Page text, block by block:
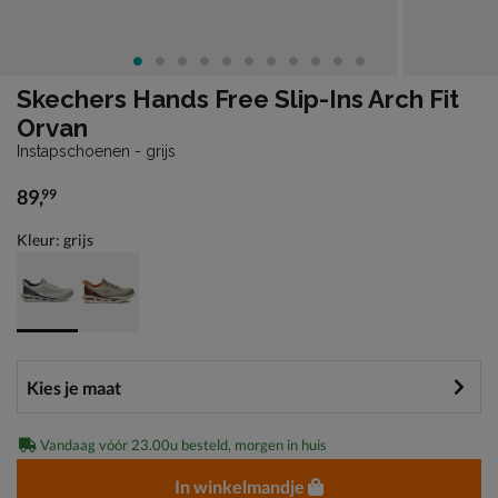
Skechers Hands Free Slip-Ins Arch Fit
Orvan
Instapschoenen - grijs
€ 89,99
89,99
Kleur: grijs
Vandaag vóór 23.00u besteld, morgen in huis
In winkelmandje